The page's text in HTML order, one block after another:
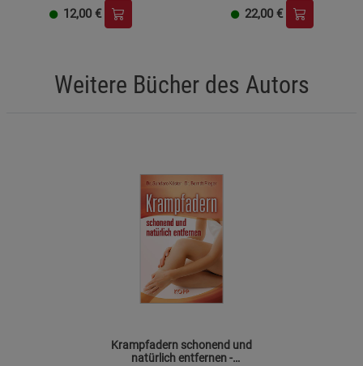
12,00 € 22,00 €
Weitere Bücher des Autors
Krampfadern schonend und
natürlich entfernen -